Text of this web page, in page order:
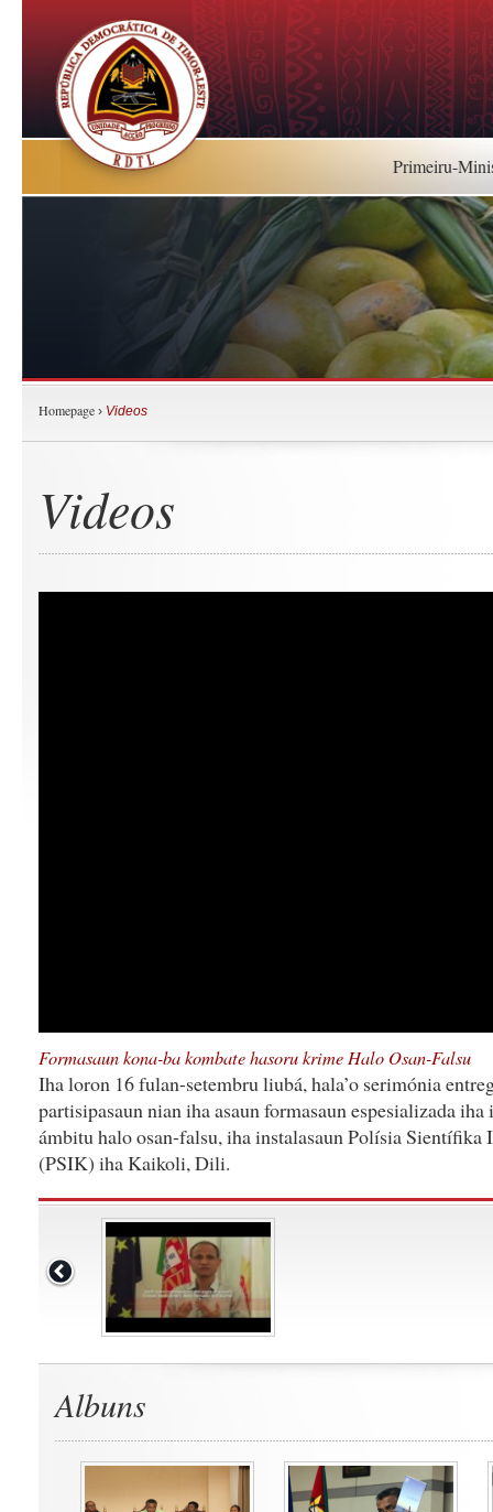
Primeiru-
Homepage › Videos
Videos
Formasaun kona-ba kombate hasoru krime Halo Osan-Falsu
Iha loron 16 fulan-setembru liubá, hala’o serimónia
partisipasaun nian iha asaun formasaun espesializada
ámbitu halo osan-falsu, iha instalasaun Polísia Sientífika
(PSIK) iha Kaikoli, Dili.
Albuns